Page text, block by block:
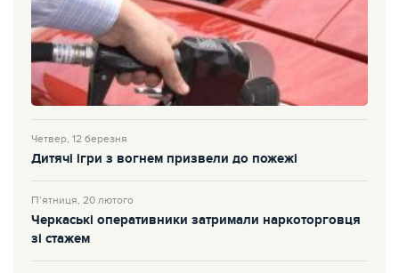
Четвер, 12 березня
Дитячі ігри з вогнем призвели до пожежі
П’ятниця, 20 лютого
Черкаські оперативники затримали наркоторговця
зі стажем